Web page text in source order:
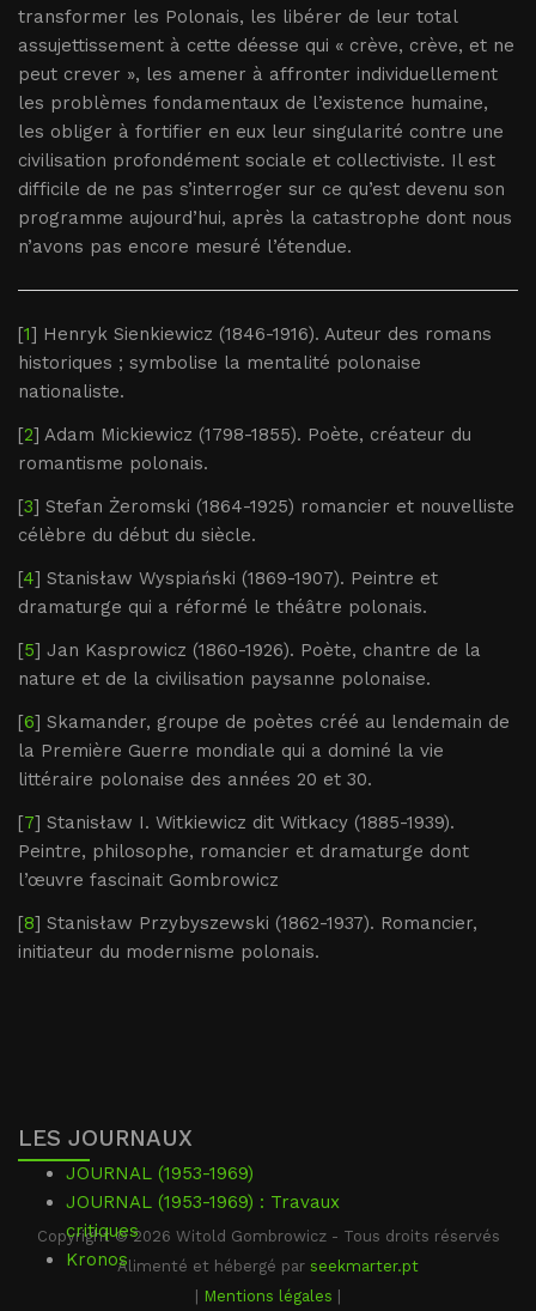
transformer les Polonais, les libérer de leur total
assujettissement à cette déesse qui « crève, crève, et ne
peut crever », les amener à affronter individuellement
les problèmes fondamentaux de l’existence humaine,
les obliger à fortifier en eux leur singularité contre une
civilisation profondément sociale et collectiviste. Il est
difficile de ne pas s’interroger sur ce qu’est devenu son
programme aujourd’hui, après la catastrophe dont nous
n’avons pas encore mesuré l’étendue.
[1] Henryk Sienkiewicz (1846-1916). Auteur des romans
historiques ; symbolise la mentalité polonaise
nationaliste.
[2] Adam Mickiewicz (1798-1855). Poète, créateur du
romantisme polonais.
[3] Stefan Żeromski (1864-1925) romancier et nouvelliste
célèbre du début du siècle.
[4] Stanisław Wyspiański (1869-1907). Peintre et
dramaturge qui a réformé le théâtre polonais.
[5] Jan Kasprowicz (1860-1926). Poète, chantre de la
nature et de la civilisation paysanne polonaise.
[6] Skamander, groupe de poètes créé au lendemain de
la Première Guerre mondiale qui a dominé la vie
littéraire polonaise des années 20 et 30.
[7] Stanisław I. Witkiewicz dit Witkacy (1885-1939).
Peintre, philosophe, romancier et dramaturge dont
l’œuvre fascinait Gombrowicz
[8] Stanisław Przybyszewski (1862-1937). Romancier,
initiateur du modernisme polonais.
LES JOURNAUX
JOURNAL (1953-1969)
JOURNAL (1953-1969) : Travaux
critiques
Kronos
Copyright © 2026 Witold Gombrowicz - Tous droits réservés
Alimenté et hébergé par seekmarter.pt
Mentions légales